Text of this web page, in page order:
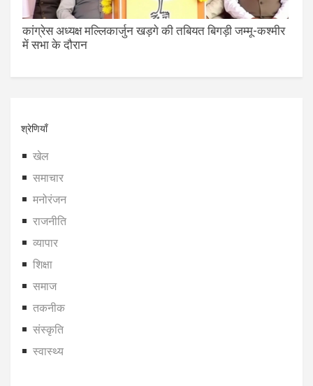
कांग्रेस अध्यक्ष मल्लिकार्जुन खड़गे की तबियत बिगड़ी जम्मू-कश्मीर
में सभा के दौरान
श्रेणियाँ
खेल
समाचार
मनोरंजन
राजनीति
व्यापार
शिक्षा
समाज
तकनीक
संस्कृति
स्वास्थ्य